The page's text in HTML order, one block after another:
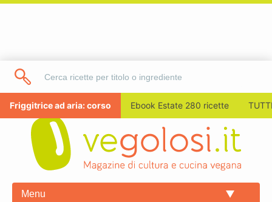
Friggitrice ad aria: corso Ebook Estate 280 ricette
Menu